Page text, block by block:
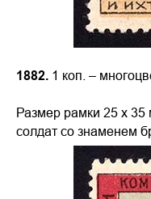
1882. 1 коп. –
Размер рамки 25 х 35
солдат со знаменем